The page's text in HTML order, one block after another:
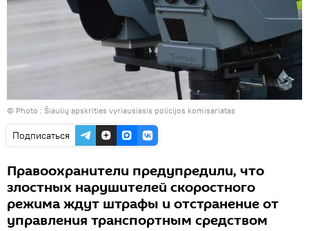
© Photo : Šiaulių apskrities vyriausiasis policijos komisariatas
Подписаться
Правоохранители предупредили, что
злостных нарушителей скоростного
режима ждут штрафы и отстранение от
управления транспортным средством